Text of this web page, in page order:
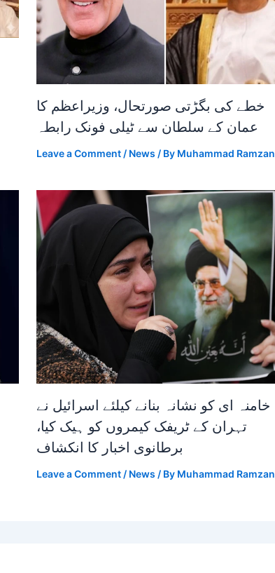
خطے کی بگڑتی صورتحال، وزیراعظم کا
عمان کے سلطان سے ٹیلی فونک رابطہ
Leave a Comment / News / By Muhammad Ramzan
خامنہ ای کو نشانہ بنانے کیلئے اسرائیل نے
تہران کے ٹریفک کیمروں کو ہیک کیا،
برطانوی اخبار کا انکشاف
Leave a Comment / News / By Muhammad Ramzan